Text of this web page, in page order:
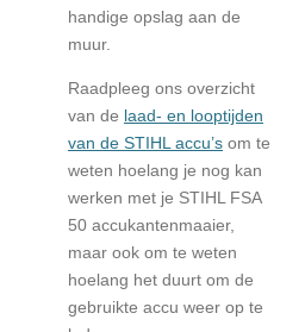
handige opslag aan de
muur.
Raadpleeg ons overzicht
van de laad- en looptijden
van de STIHL accu’s om te
weten hoelang je nog kan
werken met je STIHL FSA
50 accukantenmaaier,
maar ook om te weten
hoelang het duurt om de
gebruikte accu weer op te